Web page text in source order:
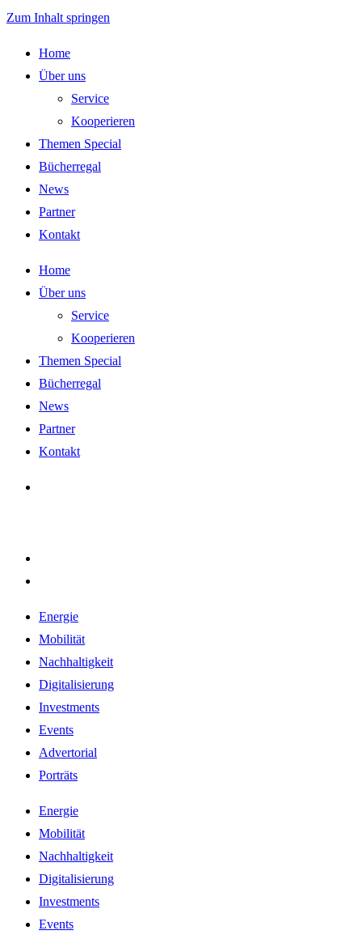
Zum Inhalt springen
Home
Über uns
Service
Kooperieren
Themen Special
Bücherregal
News
Partner
Kontakt
Home
Über uns
Service
Kooperieren
Themen Special
Bücherregal
News
Partner
Kontakt
Energie
Mobilität
Nachhaltigkeit
Digitalisierung
Investments
Events
Advertorial
Porträts
Energie
Mobilität
Nachhaltigkeit
Digitalisierung
Investments
Events